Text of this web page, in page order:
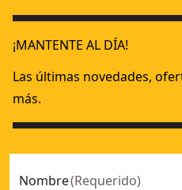
¡MANTENTE AL DÍA!
Las últimas novedades,
más.
Nombre(Requerido)